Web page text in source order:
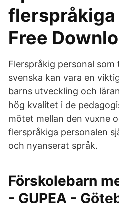
flerspråkiga
Free
Flerspråkig personal som
svenska kan vara en
barns utveckling och
hög kvalitet i de
mötet mellan den vuxne
flerspråkiga personalen
och nyanserat språk.
Förskolebarn
- GUPEA -